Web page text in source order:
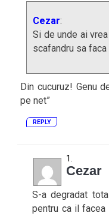
Cezar:
Si de unde ai
scafandru sa
Din cucuruz! Genu
pe net”
REPLY
Cezar
S-a degradat
pentru ca il facea